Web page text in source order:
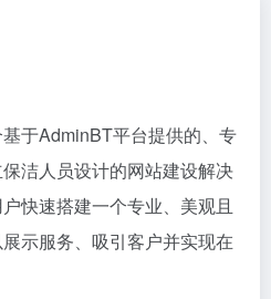
于AdminBT平台提供的、专
洁人员设计的网站建设解决
快速搭建一个专业、美观且
示服务、吸引客户并实现在